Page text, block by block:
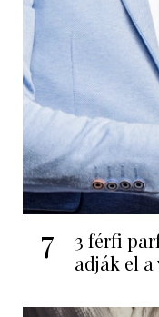
7
3 férfi
adják el